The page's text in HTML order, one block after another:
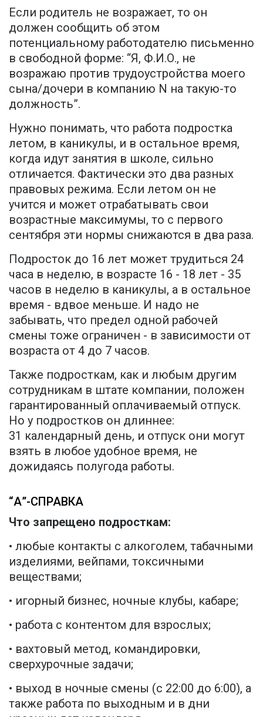
Если родитель не возражает, то он
должен сообщить об этом
потенциальному работодателю письменно
в свободной форме: “Я, Ф.И.О., не
возражаю против трудоустройства моего
сына/дочери в компанию N на такую-то
должность”.
Нужно понимать, что работа подростка
летом, в каникулы, и в остальное время,
когда идут занятия в школе, сильно
отличается. Фактически это два разных
правовых режима. Если летом он не
учится и может отрабатывать свои
возрастные максимумы, то с первого
сентября эти нормы снижаются в два раза.
Подросток до 16 лет может трудиться 24
часа в неделю, в возрасте 16 - 18 лет - 35
часов в неделю в каникулы, а в остальное
время - вдвое меньше. И надо не
забывать, что предел одной рабочей
смены тоже ограничен - в зависимости от
возраста от 4 до 7 часов.
Также подросткам, как и любым другим
сотрудникам в штате компании, положен
гарантированный оплачиваемый отпуск.
Но у подростков он длиннее:
31 календарный день, и отпуск они могут
взять в любое удобное время, не
дожидаясь полугода работы.
“А”-СПРАВКА
Что запрещено подросткам:
• любые контакты с алкоголем, табачными
изделиями, вейпами, токсичными
веществами;
• игорный бизнес, ночные клубы, кабаре;
• работа с контентом для взрослых;
• вахтовый метод, командировки,
сверхурочные задачи;
• выход в ночные смены (с 22:00 до 6:00), а
также работа по выходным и в дни